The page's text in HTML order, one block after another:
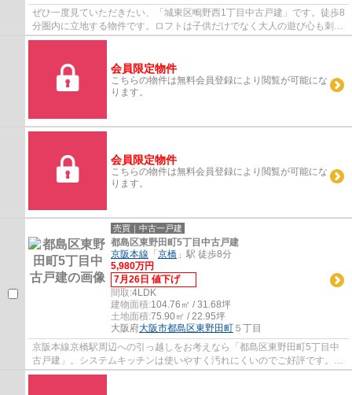
ぜひ一度見ていただきたい、「城東区鴫野西1丁目中古戸建」です。徒歩8
分圏内に立地する物件です。ロフトは子供だけでなく大人の遊び心も刺激
します。季節ものなどあまり出し入れしな...
会員限定物件
こちらの物件は無料会員登録により閲覧が可能にな
ります。
会員限定物件
こちらの物件は無料会員登録により閲覧が可能にな
ります。
売買｜中古一戸建
都島区東野田町5丁目中古戸建
京阪本線 「 京橋 」駅 徒歩8分
5,980万円
7月26日 値下げ
間取:4LDK
建物面積:104.76㎡ / 31.68坪
土地面積:75.90㎡ / 22.95坪
大阪府大阪市都島区東野田町 ５丁目
京阪本線京橋駅周辺への引っ越しをお考えなら「都島区東野田町5丁目中
古戸建」。システムキッチンは使いやすく汚れにくいのでご好評です。お
風呂をすぐに温め直すことのできる、追い焚...